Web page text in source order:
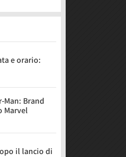
e orario:
Man: Brand
Marvel
il lancio di